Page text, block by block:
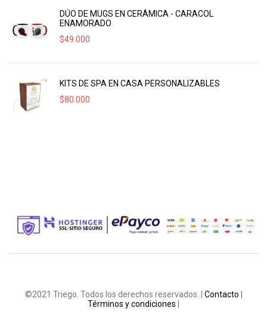
DÚO DE MUGS EN CERÁMICA - CARACOL
ENAMORADO
$49.000
KITS DE SPA EN CASA PERSONALIZABLES
$80.000
©2021 Triego. Todos los derechos reservados. | Contacto
Términos y condiciones